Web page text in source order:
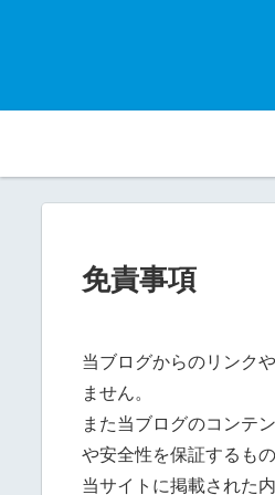
免責事項
当ブログからのリンク
ません。
また当ブログのコンテ
や安全性を保証するも
当サイトに掲載された